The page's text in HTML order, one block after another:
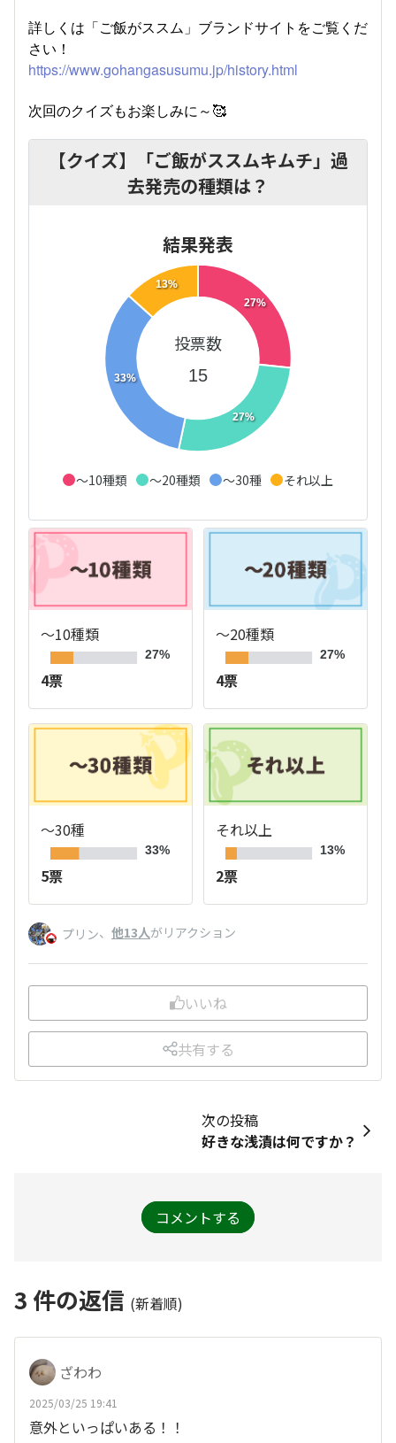
詳しくは「ご飯がススム」ブランドサイトをご覧くだ
さい！
https://www.gohangasusumu.jp/history.html
次回のクイズもお楽しみに～🥰
【クイズ】「ご飯がススムキムチ」過
去発売の種類は？
結果発表
27%
27%
33%
13%
投票数
15
～10種類 ～20種類 ～30種 それ以上
～10種類
27%
4票
～20種類
27%
4票
～30種
33%
5票
それ以上
13%
2票
プリン、 他13人がリアクション
いいね
共有する
次の投稿
好きな浅漬は何ですか？
コメントする
3 件の返信 (新着順)
ざわわ
2025/03/25 19:41
意外といっぱいある！！